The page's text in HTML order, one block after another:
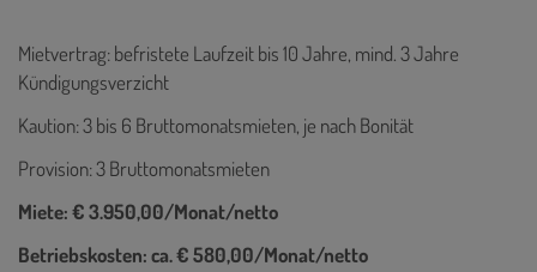
Mietvertrag: befristete Laufzeit bis 10 Jahre, mind. 3 Jahre
Kündigungsverzicht
Kaution: 3 bis 6 Bruttomonatsmieten, je nach Bonität
Provision: 3 Bruttomonatsmieten
Miete: € 3.950,00/Monat/netto
Betriebskosten: ca. € 580,00/Monat/netto